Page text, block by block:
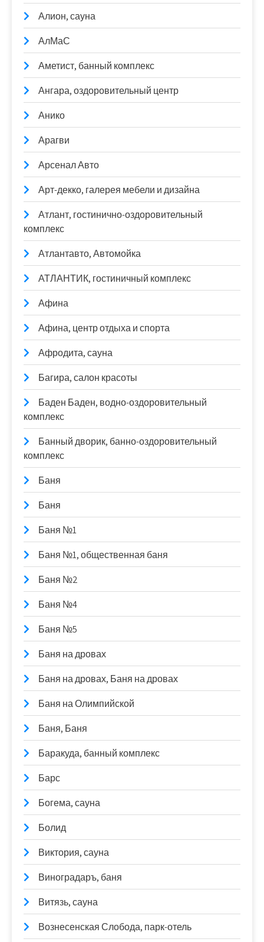
Алион, сауна
АлМаС
Аметист, банный комплекс
Ангара, оздоровительный центр
Анико
Арагви
Арсенал Авто
Арт-декко, галерея мебели и дизайна
Атлант, гостинично-оздоровительный
комплекс
Атлантавто, Автомойка
АТЛАНТИК, гостиничный комплекс
Афина
Афина, центр отдыха и спорта
Афродита, сауна
Багира, салон красоты
Баден Баден, водно-оздоровительный
комплекс
Банный дворик, банно-оздоровительный
комплекс
Баня
Баня
Баня №1
Баня №1, общественная баня
Баня №2
Баня №4
Баня №5
Баня на дровах
Баня на дровах, Баня на дровах
Баня на Олимпийской
Баня, Баня
Баракуда, банный комплекс
Барс
Богема, сауна
Болид
Виктория, сауна
Виноградаръ, баня
Витязь, сауна
Вознесенская Слобода, парк-отель